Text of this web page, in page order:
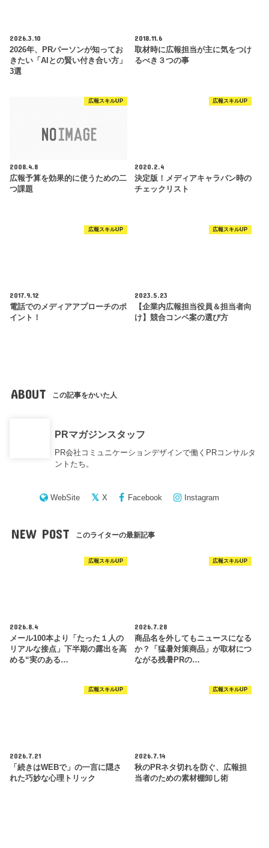
2026.3.10
2026年、PRパーソンが知ってお
きたい「AIとの賢い付き合い方」
3選
2018.11.6
取材時に広報担当が主に気をつけ
るべき３つの事
広報スキルUP
2008.4.8
広報予算を効果的に使うための二
つ課題
広報スキルUP
2020.2.4
決定版！メディアキャラバン時の
チェックリスト
広報スキルUP
2017.9.12
電話でのメディアアプローチのポ
イント！
広報スキルUP
2023.5.23
【企業内広報担当役員＆担当者向
け】競合コンペ案の選び方
ABOUT この記事をかいた人
PRマガジンスタッフ
PR会社コミュニケーションデザインで働くPRコンサルタ
ントたち。
WebSite X Facebook Instagram
NEW POST このライターの最新記事
広報スキルUP
2026.8.4
メール100本より「たった１人の
リアルな接点」下半期の露出を高
める“実のある…
広報スキルUP
2026.7.28
商品名を外してもニュースになる
か？「猛暑対策商品」が取材につ
ながる残暑PRの…
広報スキルUP
2026.7.21
「続きはWEBで」の一言に隠さ
れた巧妙な心理トリック
広報スキルUP
2026.7.14
秋のPRネタ切れを防ぐ、広報担
当者のための素材棚卸し術